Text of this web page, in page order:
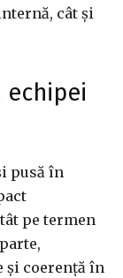
cât și
echipei
pusă în
pe termen
și coerență în